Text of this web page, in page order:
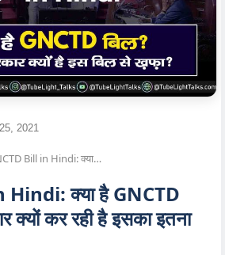
2021
Bill in Hindi: क्या…
क्या है GNCTD
क्यों कर रही है इसका इतना